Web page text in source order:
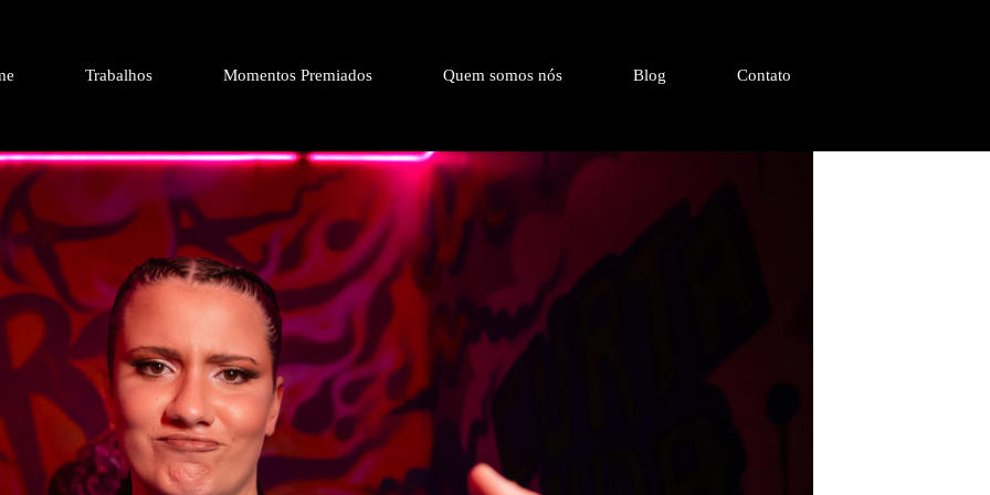
Trabalhos Momentos Premiados Quem somos nós Blog Contato